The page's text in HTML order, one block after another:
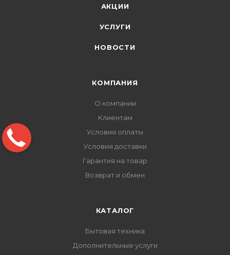
АКЦИИ
УСЛУГИ
НОВОСТИ
КОМПАНИЯ
О компании
Клиентам
Условия оплаты
Условия доставки
Гарантия на товар
Возврат и обмен
КАТАЛОГ
Бытовая техника
Дополнительные услуги